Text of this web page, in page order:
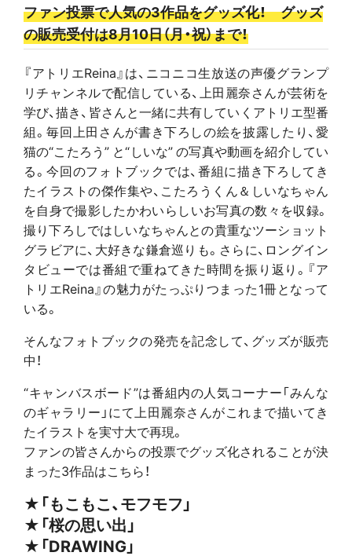
ファン投票で人気の3作品をグッズ化！ グッズ
の販売受付は8月10日（月・祝）まで！
『アトリエReina』は、ニコニコ生放送の声優グランプ
リチャンネルで配信している、上田麗奈さんが芸術を
学び、描き、皆さんと一緒に共有していくアトリエ型番
組。毎回上田さんが書き下ろしの絵を披露したり、愛
猫の“こたろう” と“しいな” の写真や動画を紹介してい
る。今回のフォトブックでは、番組に描き下ろしてき
たイラストの傑作集や、こたろうくん＆しいなちゃん
を自身で撮影したかわいらしいお写真の数々を収録。
撮り下ろしではしいなちゃんとの貴重なツーショット
グラビアに、大好きな鎌倉巡りも。さらに、ロングイン
タビューでは番組で重ねてきた時間を振り返り。『ア
トリエReina』の魅力がたっぷりつまった1冊となって
いる。
そんなフォトブックの発売を記念して、グッズが販売
中！
“キャンバスボード”は番組内の人気コーナー「みんな
のギャラリー」にて上田麗奈さんがこれまで描いてき
たイラストを実寸大で再現。
ファンの皆さんからの投票でグッズ化されることが決
まった3作品はこちら！
★「もこもこ、モフモフ」
★「桜の思い出」
★「DRAWING」